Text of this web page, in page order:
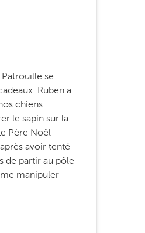
Patrouille se
Ruben a
chiens
le sapin sur la
Père Noël
avoir tenté
de partir au pôle
manipuler